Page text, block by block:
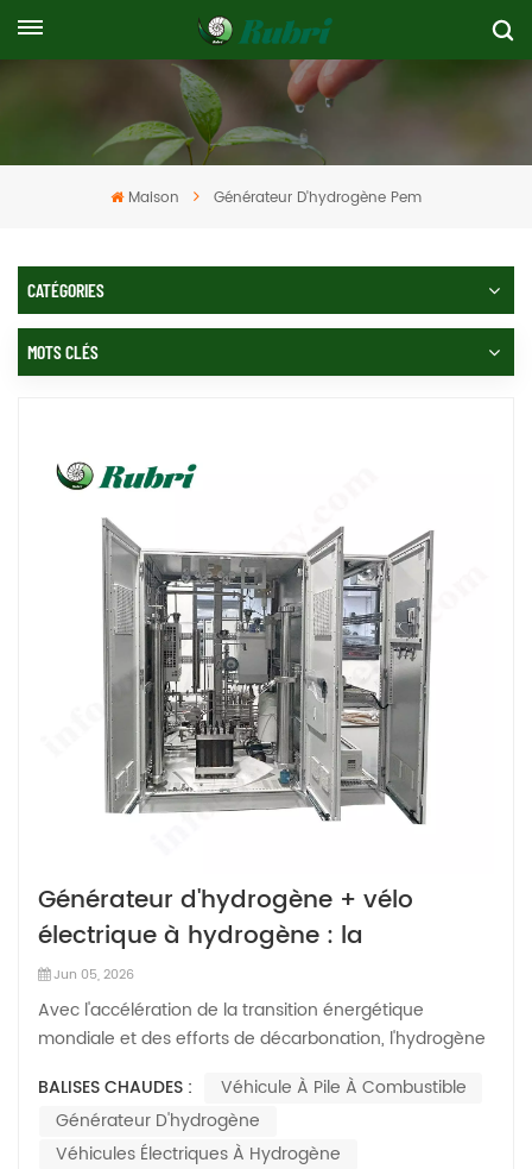
Maison Générateur D'hydrogène Pem
CATÉGORIES
MOTS CLÉS
Générateur d'hydrogène + vélo
électrique à hydrogène : la
production distribuée d'hydrogène
peut-elle favoriser une mobilité zéro
carbone ?
Jun 05, 2026
Avec l'accélération de la transition énergétique
mondiale et des efforts de décarbonation, l'hydrogène
un carburant destiné aux consommateurs.
Contrairement aux hydrogènes traditionnels véhicule à
pile à combustible Pour les itinéraires qui dépe...
BALISES CHAUDES :
Véhicule À Pile À Combustible
Générateur D'hydrogène
Véhicules Électriques À Hydrogène